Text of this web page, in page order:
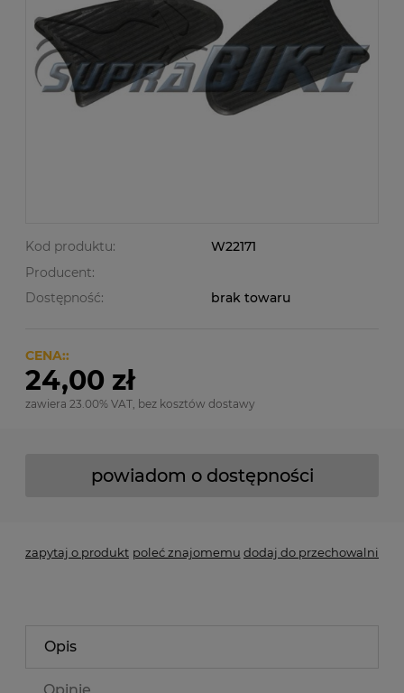
Kod produktu:
W22171
Producent:
Dostępność:
brak towaru
CENA::
24,00 zł
zawiera 23.00% VAT, bez kosztów dostawy
powiadom o dostępności
zapytaj o produkt poleć znajomemu dodaj do przechowalni
Opis